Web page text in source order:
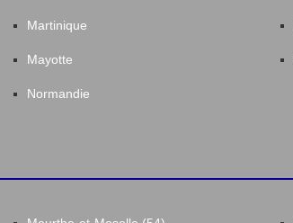
Martinique
Mayotte
Normandie